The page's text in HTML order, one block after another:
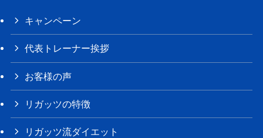
キャンペーン
代表トレーナー挨拶
お客様の声
リガッツの特徴
リガッツ流ダイエット